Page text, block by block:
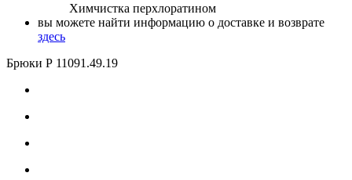
Химчистка перхлоратином
вы можете найти информацию о доставке и возврате
здесь
Брюки Р 11091 .49.19